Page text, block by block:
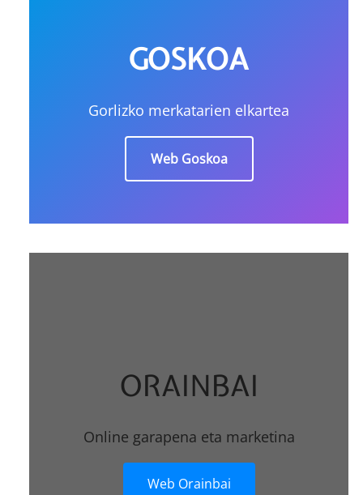
GOSKOA
Gorlizko merkatarien elkartea
Web Goskoa
ORAINBAI
Online garapena eta marketina
Web Orainbai